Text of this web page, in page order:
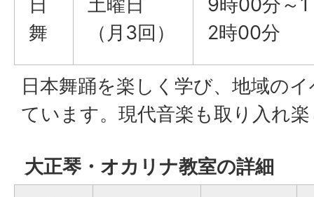
舞
（月3回）
2時00分
日本舞踊を楽しく学び、地域の
ています。現代音楽も取り入れ
大正琴・オカリナ教室の詳細